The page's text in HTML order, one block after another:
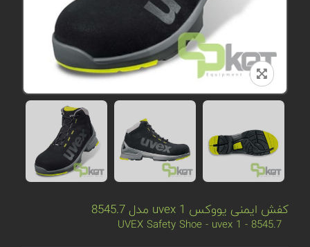
کفش ایمنی یووکس uvex 1 مدل 8545.7
UVEX Safety Shoe - uvex 1 - 8545.7